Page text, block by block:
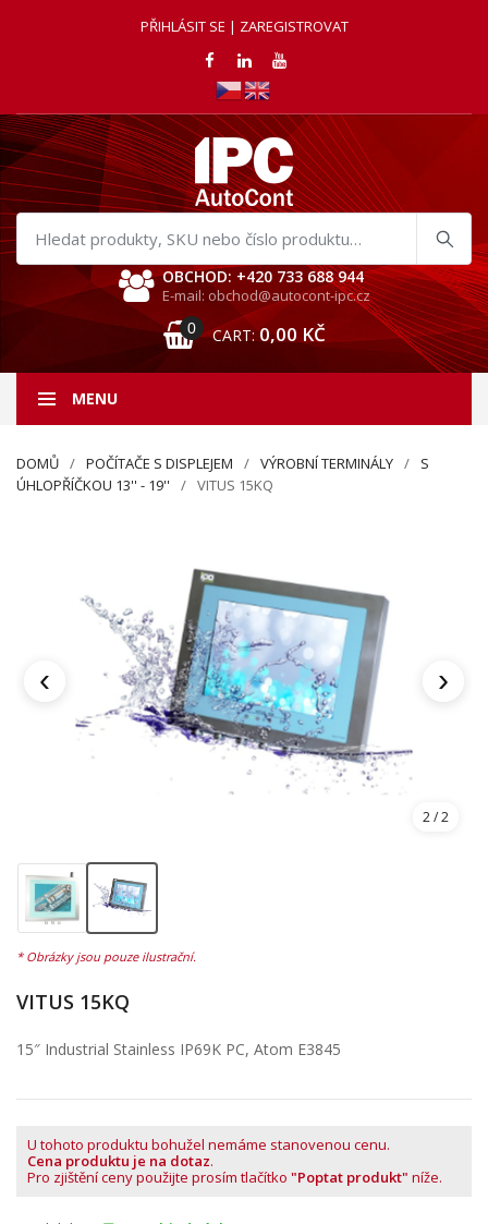
PŘIHLÁSIT SE | ZAREGISTROVAT
Hledat
produkty
OBCHOD: +420 733 688 944
E-mail: obchod@autocont-ipc.cz
0 CART: 0,00 KČ
MENU
DOMŮ POČÍTAČE S DISPLEJEM VÝROBNÍ TERMINÁLY
S
ÚHLOPŘÍČKOU 13'' - 19''
VITUS 15KQ
‹ ›
2/ 2
VITUS 15KQ
15″ Industrial Stainless IP69K PC, Atom E3845
U tohoto produktu bohužel nemáme stanovenou cenu.
Cena produktu je na dotaz.
Pro zjištění ceny použijte prosím tlačítko "Poptat produkt" níže.